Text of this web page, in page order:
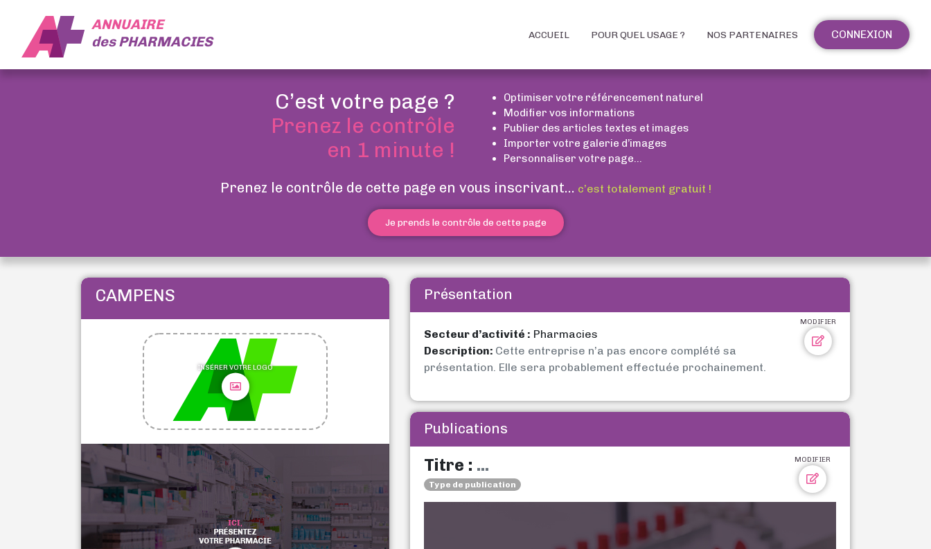
ANNUAIRE
desPHARMACIES ACCUEIL POUR QUEL USAGE ? NOS PARTENAIRES CONNEXION
C’est votre page ?
Prenez le contrôle
en 1 minute !
Optimiser votre référencement naturel
Modifier vos informations
Publier des articles textes et images
Importer votre galerie d’images
Personnaliser votre page...
Prenez le contrôle de cette page en vous inscrivant... c’est totalement gratuit !
Je prends le contrôle de cette page
CAMPENS
INSÉRER VOTRE LOGO
Présentation
MODIFIER
Secteur d’activité : Pharmacies
Description: Cette entreprise n’a pas encore complété sa
présentation. Elle sera probablement effectuée prochainement.
Publications
MODIFIER
Titre : ...
Type de publication